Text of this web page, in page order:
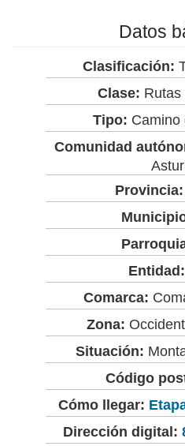
Datos
Clasificación:
Clase: Rutas
Tipo: Camino
Comunidad
Provincia:
Entidad:
Comarca:
Zona:
Situación:
Código
Cómo llegar:
Dirección digital: